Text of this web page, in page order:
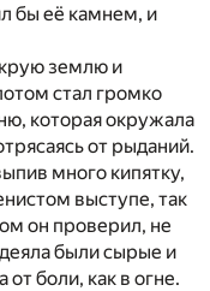
бы её камнем, и
землю и
стал громко
которая окружала
от рыданий.
много кипятку,
выступе, так
он проверил, не
были сырые и
боли, как в огне.